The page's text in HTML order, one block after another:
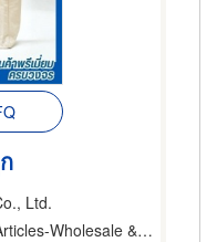
Ltd.
& Manufacturers